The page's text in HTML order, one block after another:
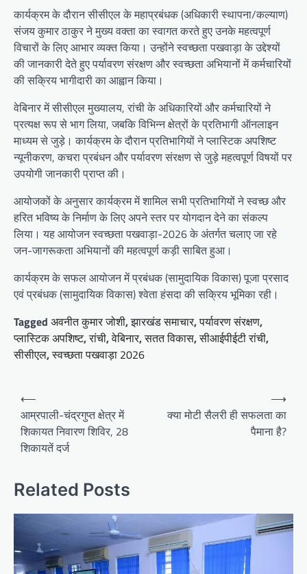
कार्यक्रम के दौरान सीसीएल के महाप्रबंधक (अधिकारी स्थापना/कल्याण)
संजय कुमार ठाकुर ने मुख्य वक्ता का स्वागत करते हुए उनके महत्वपूर्ण
विचारों के लिए आभार व्यक्त किया। उन्होंने स्वच्छता पखवाड़ा के उद्देश्यों
की जानकारी देते हुए पर्यावरण संरक्षण और स्वच्छता अभियानों में कर्मचारियों
की सक्रिय भागीदारी का आह्वान किया।
वेबिनार में सीसीएल मुख्यालय, रांची के अधिकारियों और कर्मचारियों ने
प्रत्यक्ष रूप से भाग लिया, जबकि विभिन्न क्षेत्रों के प्रतिभागी ऑनलाइन
माध्यम से जुड़े। कार्यक्रम के दौरान प्रतिभागियों ने प्लास्टिक अपशिष्ट
न्यूनीकरण, कचरा प्रबंधन और पर्यावरण संरक्षण से जुड़े महत्वपूर्ण विषयों पर
उपयोगी जानकारी प्राप्त की।
आयोजकों के अनुसार कार्यक्रम में शामिल सभी प्रतिभागियों ने स्वच्छ और
हरित भविष्य के निर्माण के लिए अपने स्तर पर योगदान देने का संकल्प
लिया। यह आयोजन स्वच्छता पखवाड़ा-2026 के अंतर्गत चलाए जा रहे
जन-जागरूकता अभियानों की महत्वपूर्ण कड़ी साबित हुआ।
कार्यक्रम के सफल आयोजन में प्रबंधक (सामुदायिक विकास) पूजा प्रसाद
एवं प्रबंधक (सामुदायिक विकास) श्वेता हंसदा की सक्रिय भूमिका रही।
Tagged अवनीत कुमार जोशी,झारखंड समाचार,पर्यावरण संरक्षण,
प्लास्टिक अपशिष्ट,रांची,वेबिनार,सतत विकास,सीआईपीईटी रांची,
सीसीएल,स्वच्छता पखवाड़ा 2026
Post
navigation
⟵
आम्रपाली-चंद्रगुप्त क्षेत्र में
शिकायत निवारण शिविर, 28
शिकायतें दर्ज
क्या मोटी सैलरी ही सफलता का
पैमाना है?
⟶
Related Posts